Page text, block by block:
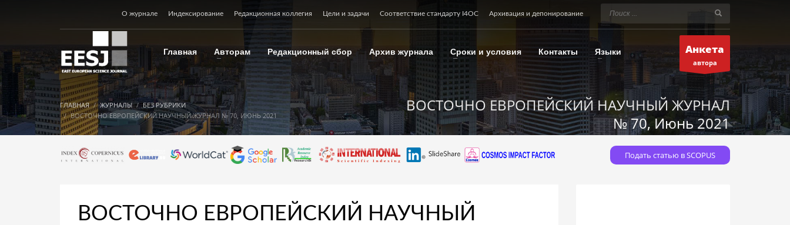
О журнале Индексирование Редакционная коллегия Цели и задачи Соответствие стандарту I4OC Архивация и депонирование
Главная Авторам Редакционный сбор Архив журнала Сроки и условия Контакты Языки Анкета
автора
ГЛАВНАЯ ЖУРНАЛЫ
БЕЗ РУБРИКИ
ВОСТОЧНО ЕВРОПЕЙСКИЙ НАУЧНЫЙ ЖУРНАЛ № 70, ИЮНЬ 2021
ВОСТОЧНО ЕВРОПЕЙСКИЙ НАУЧНЫЙ ЖУРНАЛ
№ 70, Июнь 2021
Подать статью в SCOPUS
ВОСТОЧНО ЕВРОПЕЙСКИЙ НАУЧНЫЙ